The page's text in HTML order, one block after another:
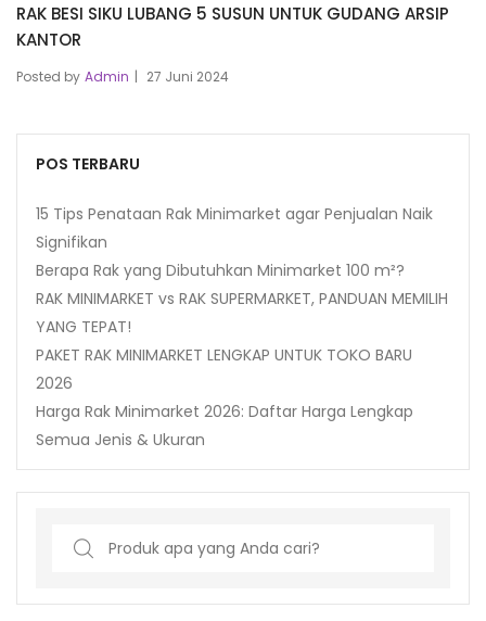
RAK BESI SIKU LUBANG 5 SUSUN UNTUK GUDANG ARSIP
KANTOR
Posted by Admin 27 Juni 2024
POS TERBARU
15 Tips Penataan Rak Minimarket agar Penjualan Naik
Signifikan
Berapa Rak yang Dibutuhkan Minimarket 100 m²?
RAK MINIMARKET vs RAK SUPERMARKET, PANDUAN MEMILIH
YANG TEPAT!
PAKET RAK MINIMARKET LENGKAP UNTUK TOKO BARU
2026
Harga Rak Minimarket 2026: Daftar Harga Lengkap
Semua Jenis & Ukuran
Search